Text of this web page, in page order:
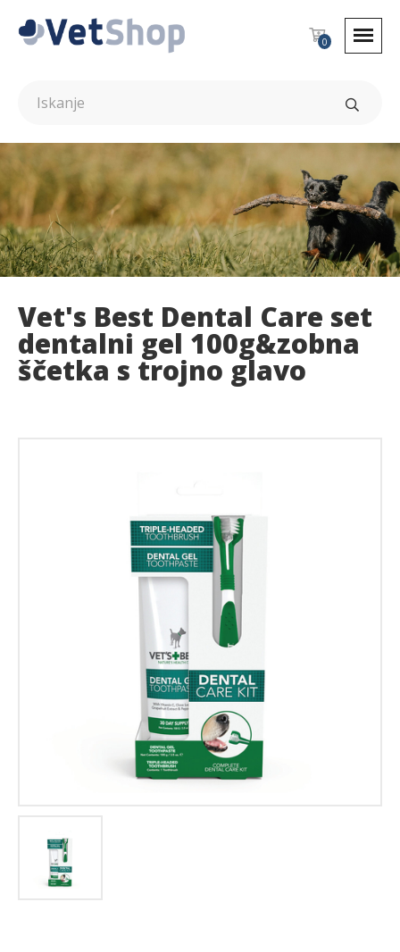
0
Vet's Best Dental Care set
dentalni gel 100g&zobna
ščetka s trojno glavo